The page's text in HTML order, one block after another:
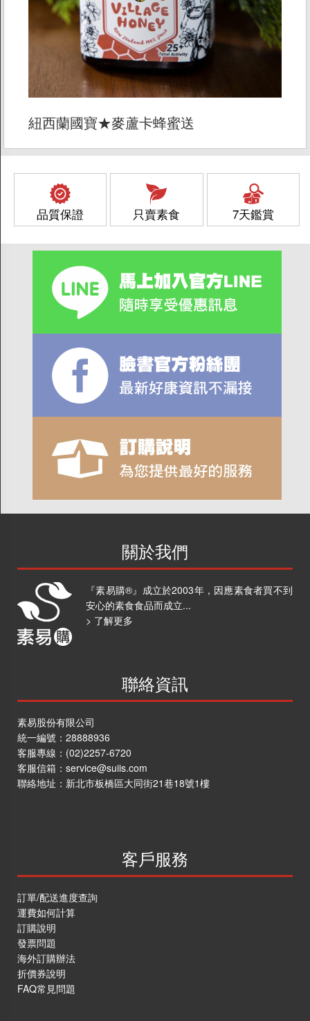
素食分類說明
隱私權聲明
客戶服務
訂單/配送進度查詢
訂購說明
發票問題
海外訂購辦法
折價券說明
FAQ常見問題
客服資訊
素易購LINE客服
素易購LINE社群
紐西蘭國寶★麥蘆卡蜂蜜送
品質保證 只賣素食 7天鑑賞
關於我們
『素易購®』成立於2003年，因應素食者買不到
安心的素食食品而成立...
> 了解更多
聯絡資訊
素易股份有限公司
統一編號：28888936
客服專線： (02)2257-6720
客服信箱： service@suiis.com
聯絡地址： 新北市板橋區大同街21巷18號1樓
客戶服務
訂單/配送進度查詢
運費如何計算
訂購說明
發票問題
海外訂購辦法
折價券說明
FAQ常見問題